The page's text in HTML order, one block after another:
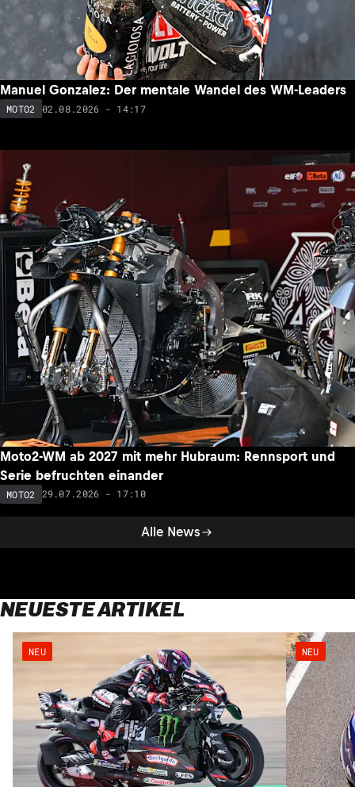
Alle News
Manuel Gonzalez: Der mentale Wandel des WM-Leaders
MOTO2 02.08.2026 - 14:17
Moto2-WM ab 2027 mit mehr Hubraum: Rennsport und
Serie befruchten einander
MOTO2 29.07.2026 - 17:10
NEUESTE ARTIKEL
NEU NEU